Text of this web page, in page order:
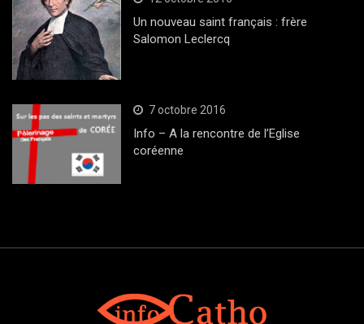
Un nouveau saint français : frère
Salomon Leclercq
7 octobre 2016
Info – A la rencontre de l’Eglise
coréenne